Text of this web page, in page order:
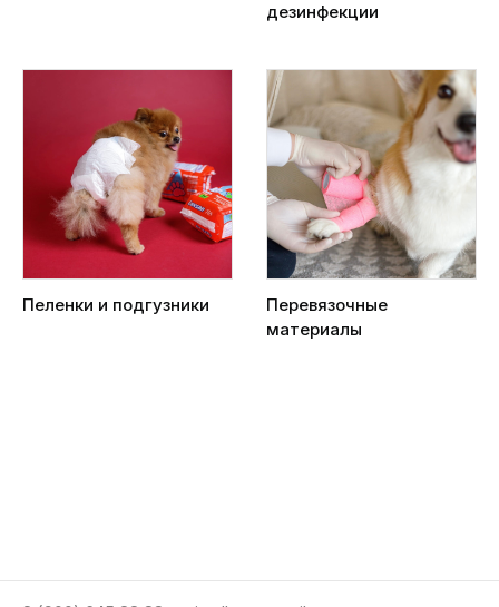
дезинфекции
Пеленки и подгузники
Перевязочные
материалы